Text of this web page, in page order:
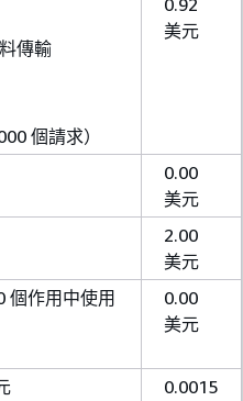
傳輸
個請求）
0.92
美元
0.00
美元
2.00
美元
個作用中使用
0.00
美元
0.0015